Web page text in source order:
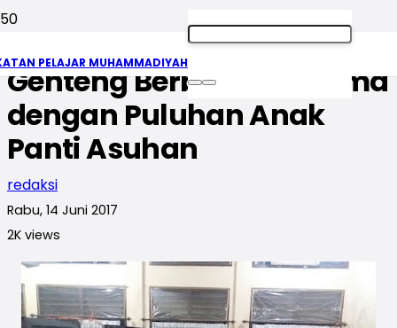
PELAJAR MUHAMMADIYAH
Bulan Sedekah, IPM
Genteng Berbuka Bersama
dengan Puluhan Anak
Panti Asuhan
redaksi
Rabu, 14 Juni 2017
2K views